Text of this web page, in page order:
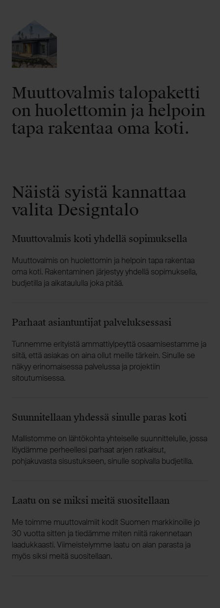
Muuttovalmis talopaketti
on huolettomin ja helpoin
tapa rakentaa oma koti.
Näistä syistä kannattaa
valita Designtalo
Muuttovalmis koti yhdellä sopimuksella
Muuttovalmis on huolettomin ja helpoin tapa rakentaa
oma koti. Rakentaminen järjestyy yhdellä sopimuksella,
budjetilla ja aikataululla joka pitää.
Parhaat asiantuntijat palveluksessasi
Tunnemme erityistä ammattiylpeyttä osaamisestamme ja
siitä, että asiakas on aina ollut meille tärkein. Sinulle se
näkyy erinomaisessa palvelussa ja projektiin
sitoutumisessa.
Suunnitellaan yhdessä sinulle paras koti
Mallistomme on lähtökohta yhteiselle suunnittelulle, jossa
löydämme perheellesi parhaat arjen ratkaisut,
pohjakuvasta sisustukseen, sinulle sopivalla budjetilla.
Laatu on se miksi meitä suositellaan
Me toimme muuttovalmiit kodit Suomen markkinoille jo
30 vuotta sitten ja tiedämme miten niitä rakennetaan
laadukkaasti. Viimeistelymme laatu on alan parasta ja
myös siksi meitä suositellaan.